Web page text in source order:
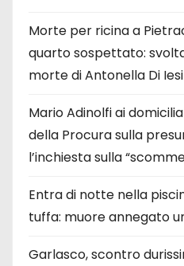
Morte per ricina a
quarto sospettato:
morte di Antonella Di
Mario Adinolfi ai
della Procura sulla
l’inchiesta sulla
Entra di notte nella
tuffa: muore annegato
Garlasco, scontro